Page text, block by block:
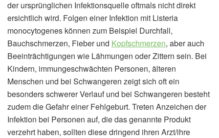
der ursprünglichen Infektionsquelle oftmals nicht direkt
ersichtlich wird. Folgen einer Infektion mit Listeria
monocytogenes können zum Beispiel Durchfall,
Bauchschmerzen, Fieber und Kopfschmerzen, aber auch
Beeinträchtigungen wie Lähmungen oder Zittern sein. Bei
Kindern, immungeschwächten Personen, älteren
Menschen und bei Schwangeren zeigt sich oft ein
besonders schwerer Verlauf und bei Schwangeren besteht
zudem die Gefahr einer Fehlgeburt. Treten Anzeichen der
Infektion bei Personen auf, die das genannte Produkt
verzehrt haben, sollten diese dringend ihren Arzt/ihre